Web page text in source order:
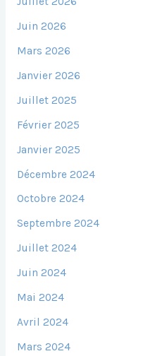
Juin 2026
Mars 2026
Janvier 2026
Juillet 2025
Février 2025
Janvier 2025
Décembre 2024
Octobre 2024
Septembre 2024
Juillet 2024
Juin 2024
Mai 2024
Avril 2024
Mars 2024